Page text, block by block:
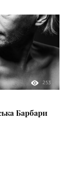
253
Барбари